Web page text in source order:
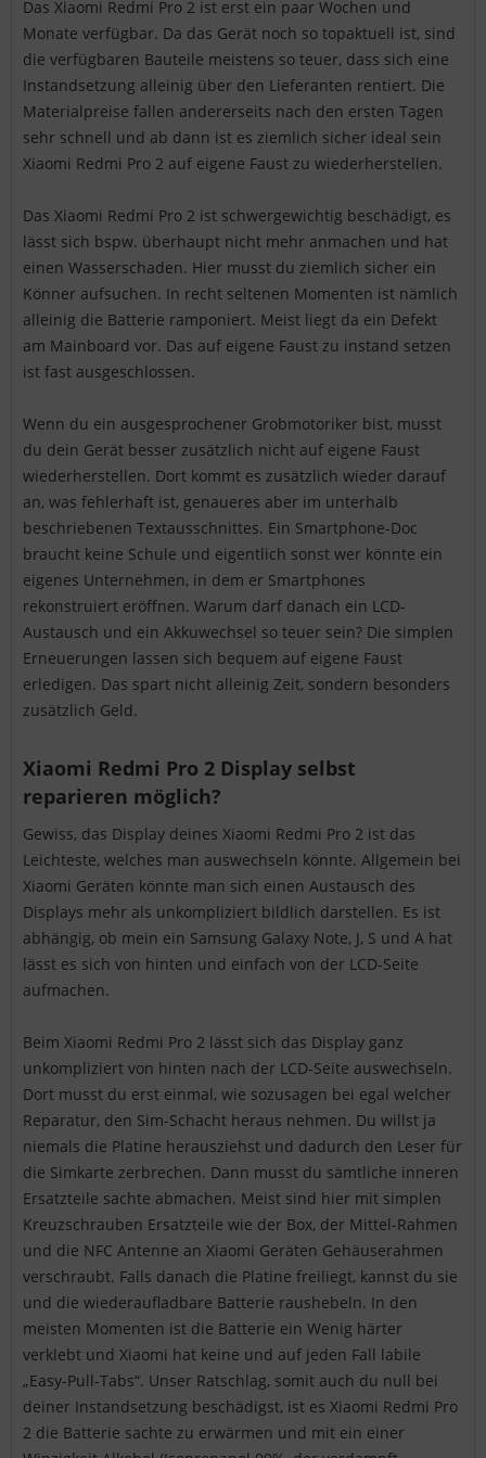
Das Xiaomi Redmi Pro 2 ist erst ein paar Wochen und
Monate verfügbar. Da das Gerät noch so topaktuell ist, sind
die verfügbaren Bauteile meistens so teuer, dass sich eine
Instandsetzung alleinig über den Lieferanten rentiert. Die
Materialpreise fallen andererseits nach den ersten Tagen
sehr schnell und ab dann ist es ziemlich sicher ideal sein
Xiaomi Redmi Pro 2 auf eigene Faust zu wiederherstellen.
Das Xiaomi Redmi Pro 2 ist schwergewichtig beschädigt, es
lässt sich bspw. überhaupt nicht mehr anmachen und hat
einen Wasserschaden. Hier musst du ziemlich sicher ein
Könner aufsuchen. In recht seltenen Momenten ist nämlich
alleinig die Batterie ramponiert. Meist liegt da ein Defekt
am Mainboard vor. Das auf eigene Faust zu instand setzen
ist fast ausgeschlossen.
Wenn du ein ausgesprochener Grobmotoriker bist, musst
du dein Gerät besser zusätzlich nicht auf eigene Faust
wiederherstellen. Dort kommt es zusätzlich wieder darauf
an, was fehlerhaft ist, genaueres aber im unterhalb
beschriebenen Textausschnittes. Ein Smartphone-Doc
braucht keine Schule und eigentlich sonst wer könnte ein
eigenes Unternehmen, in dem er Smartphones
rekonstruiert eröffnen. Warum darf danach ein LCD-
Austausch und ein Akkuwechsel so teuer sein? Die simplen
Erneuerungen lassen sich bequem auf eigene Faust
erledigen. Das spart nicht alleinig Zeit, sondern besonders
zusätzlich Geld.
Xiaomi Redmi Pro 2 Display selbst
reparieren möglich?
Gewiss, das Display deines Xiaomi Redmi Pro 2 ist das
Leichteste, welches man auswechseln könnte. Allgemein bei
Xiaomi Geräten könnte man sich einen Austausch des
Displays mehr als unkompliziert bildlich darstellen. Es ist
abhängig, ob mein ein Samsung Galaxy Note, J, S und A hat
lässt es sich von hinten und einfach von der LCD-Seite
aufmachen.
Beim Xiaomi Redmi Pro 2 lässt sich das Display ganz
unkompliziert von hinten nach der LCD-Seite auswechseln.
Dort musst du erst einmal, wie sozusagen bei egal welcher
Reparatur, den Sim-Schacht heraus nehmen. Du willst ja
niemals die Platine herausziehst und dadurch den Leser für
die Simkarte zerbrechen. Dann musst du sämtliche inneren
Ersatzteile sachte abmachen. Meist sind hier mit simplen
Kreuzschrauben Ersatzteile wie der Box, der Mittel-Rahmen
und die NFC Antenne an Xiaomi Geräten Gehäuserahmen
verschraubt. Falls danach die Platine freiliegt, kannst du sie
und die wiederaufladbare Batterie raushebeln. In den
meisten Momenten ist die Batterie ein Wenig härter
verklebt und Xiaomi hat keine und auf jeden Fall labile
„Easy-Pull-Tabs“. Unser Ratschlag, somit auch du null bei
deiner Instandsetzung beschädigst, ist es Xiaomi Redmi Pro
2 die Batterie sachte zu erwärmen und mit ein einer